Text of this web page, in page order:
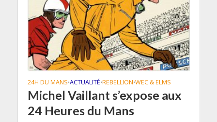
24H DU MANS•ACTUALITÉ•REBELLION•WEC & ELMS
Michel Vaillant s’expose aux
24 Heures du Mans